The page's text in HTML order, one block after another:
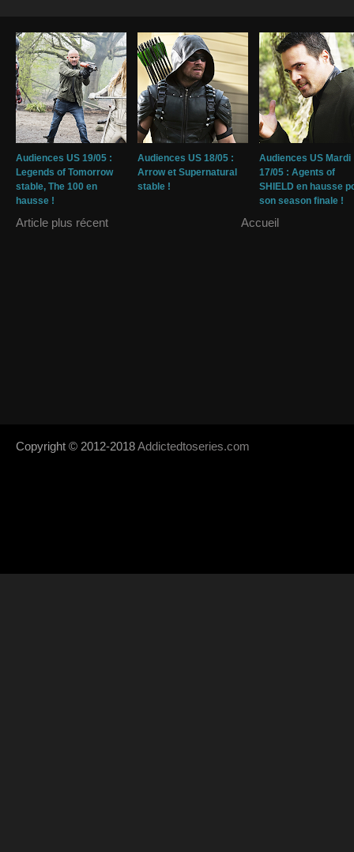
Audiences US 19/05 :
Legends of Tomorrow
stable, The 100 en
hausse !
Audiences US 18/05 :
Arrow et Supernatural
stable !
Audiences US Mardi
17/05 : Agents of
SHIELD en hausse
son season finale !
Article plus récent Accueil
Copyright © 2012-2018Addictedtoseries.com